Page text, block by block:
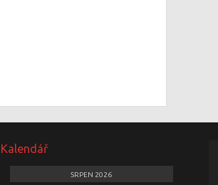
Kalendář
SRPEN 2026